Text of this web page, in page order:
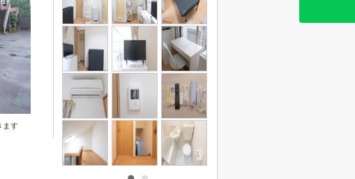
ます